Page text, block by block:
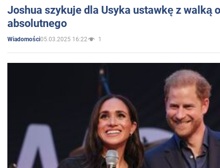
Joshua szykuje dla Usyka ustawkę z walką
absolutnego
Wiadomości05.03.2025 16:22 1